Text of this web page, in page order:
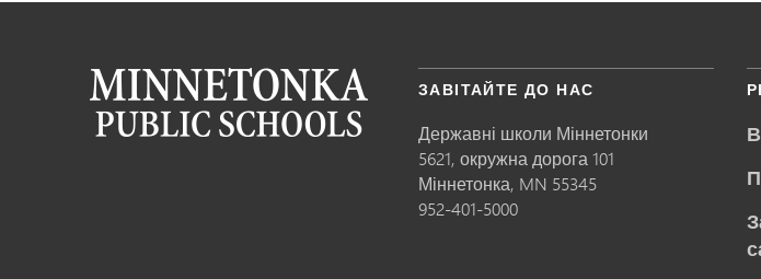
ЗАВІТАЙТЕ ДО НАС
Державні школи Міннетонки
5621, окружна дорога 101
Міннетонка, MN 55345
952-401-5000